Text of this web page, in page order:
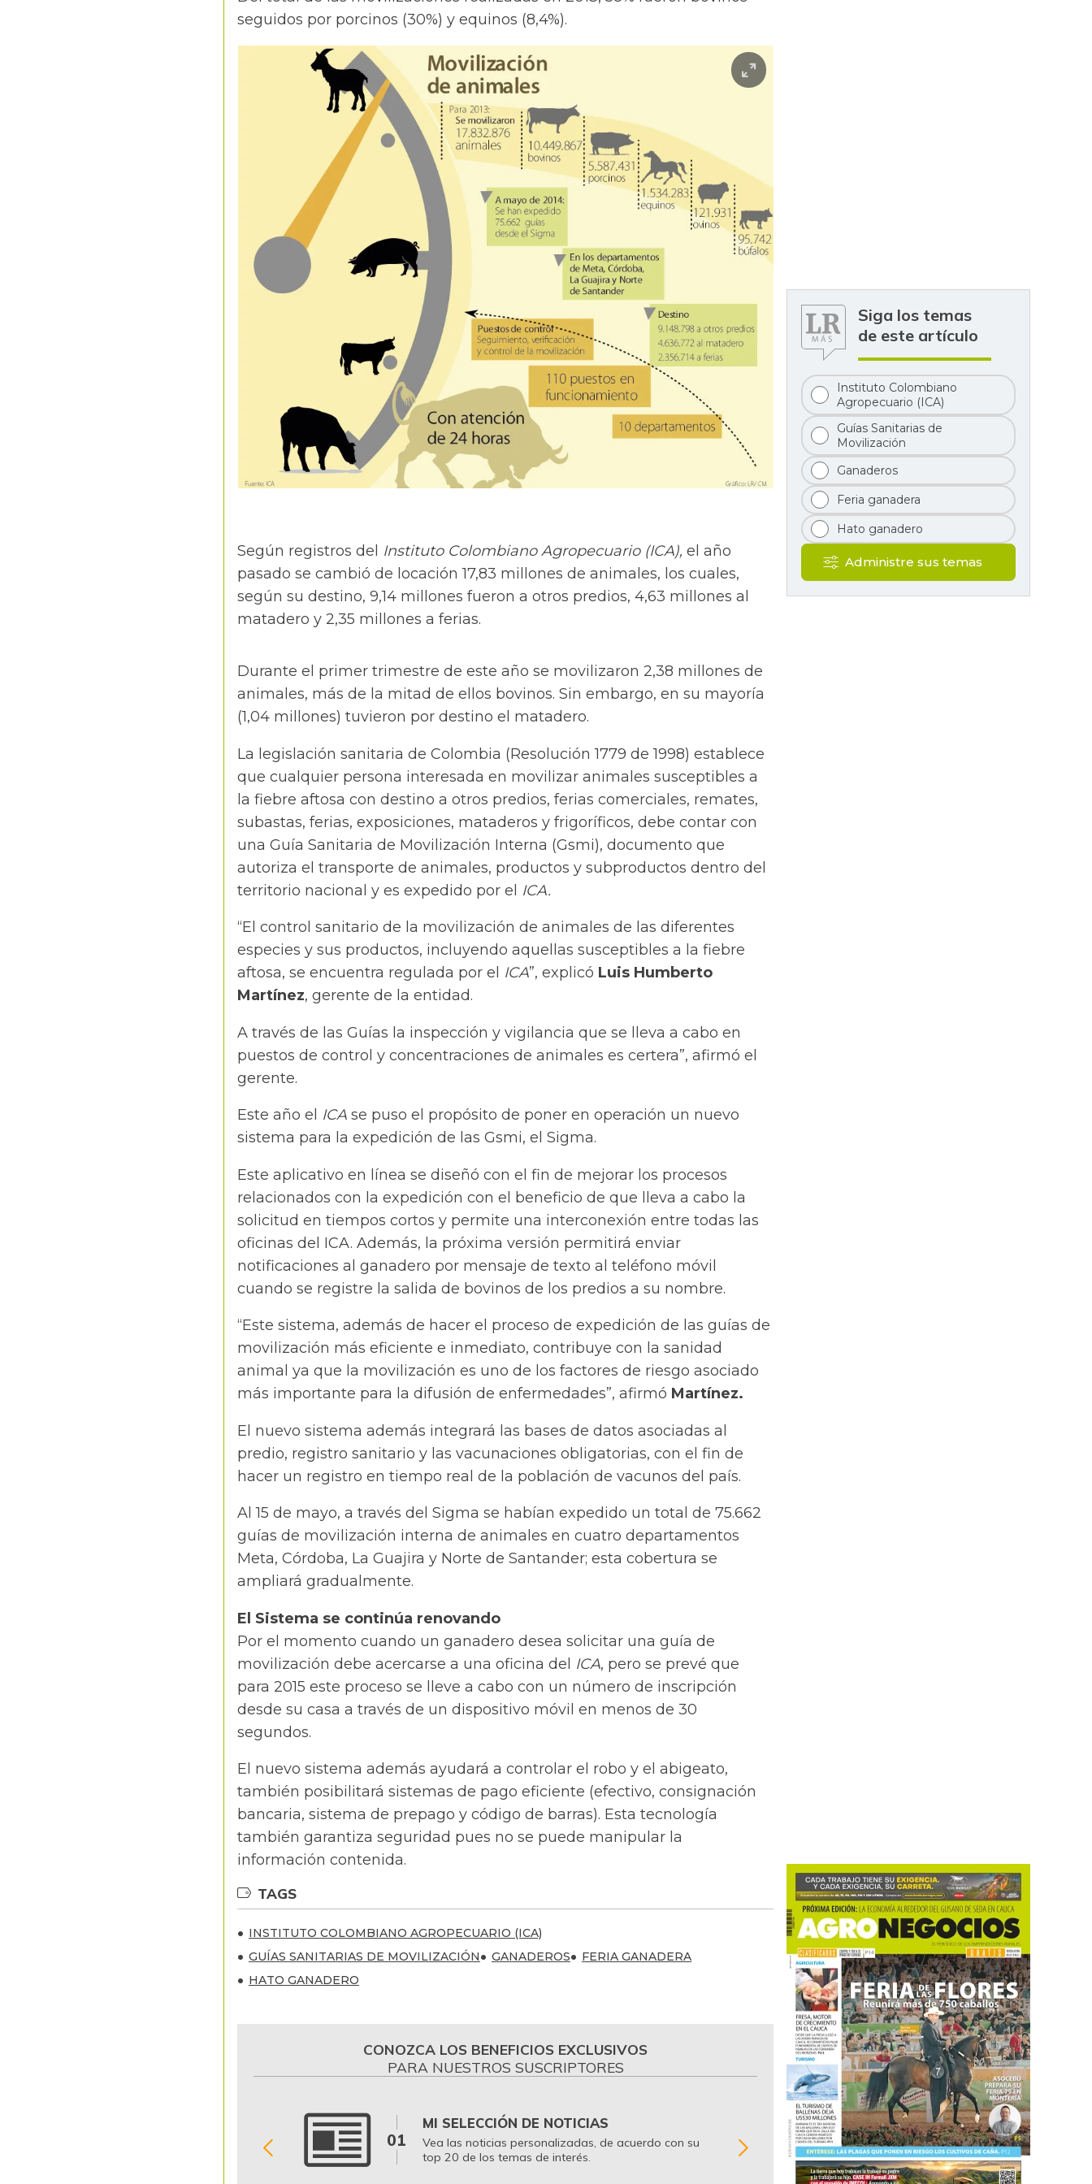
seguidos por porcinos (30%) y equinos (8,4%).
Según registros del Instituto Colombiano Agropecuario (ICA), el año
pasado se cambió de locación 17,83 millones de animales, los cuales,
según su destino, 9,14 millones fueron a otros predios, 4,63 millones al
matadero y 2,35 millones a ferias.
Durante el primer trimestre de este año se movilizaron 2,38 millones de
animales, más de la mitad de ellos bovinos. Sin embargo, en su mayoría
(1,04 millones) tuvieron por destino el matadero.
La legislación sanitaria de Colombia (Resolución 1779 de 1998) establece
que cualquier persona interesada en movilizar animales susceptibles a
la fiebre aftosa con destino a otros predios, ferias comerciales, remates,
subastas, ferias, exposiciones, mataderos y frigoríficos, debe contar con
una Guía Sanitaria de Movilización Interna (Gsmi), documento que
autoriza el transporte de animales, productos y subproductos dentro del
territorio nacional y es expedido por el ICA.
“El control sanitario de la movilización de animales de las diferentes
especies y sus productos, incluyendo aquellas susceptibles a la fiebre
aftosa, se encuentra regulada por el ICA”, explicó Luis Humberto
Martínez, gerente de la entidad.
A través de las Guías la inspección y vigilancia que se lleva a cabo en
puestos de control y concentraciones de animales es certera”, afirmó el
gerente.
Este año el ICA se puso el propósito de poner en operación un nuevo
sistema para la expedición de las Gsmi, el Sigma.
Este aplicativo en línea se diseñó con el fin de mejorar los procesos
relacionados con la expedición con el beneficio de que lleva a cabo la
solicitud en tiempos cortos y permite una interconexión entre todas las
oficinas del ICA. Además, la próxima versión permitirá enviar
notificaciones al ganadero por mensaje de texto al teléfono móvil
cuando se registre la salida de bovinos de los predios a su nombre.
“Este sistema, además de hacer el proceso de expedición de las guías de
movilización más eficiente e inmediato, contribuye con la sanidad
animal ya que la movilización es uno de los factores de riesgo asociado
más importante para la difusión de enfermedades”, afirmó Martínez.
El nuevo sistema además integrará las bases de datos asociadas al
predio, registro sanitario y las vacunaciones obligatorias, con el fin de
hacer un registro en tiempo real de la población de vacunos del país.
Al 15 de mayo, a través del Sigma se habían expedido un total de 75.662
guías de movilización interna de animales en cuatro departamentos
Meta, Córdoba, La Guajira y Norte de Santander; esta cobertura se
ampliará gradualmente.
El Sistema se continúa renovando
Por el momento cuando un ganadero desea solicitar una guía de
movilización debe acercarse a una oficina del ICA, pero se prevé que
para 2015 este proceso se lleve a cabo con un número de inscripción
desde su casa a través de un dispositivo móvil en menos de 30
segundos.
El nuevo sistema además ayudará a controlar el robo y el abigeato,
también posibilitará sistemas de pago eficiente (efectivo, consignación
bancaria, sistema de prepago y código de barras). Esta tecnología
también garantiza seguridad pues no se puede manipular la
información contenida.
TAGS
INSTITUTO COLOMBIANO AGROPECUARIO (ICA)
GUÍAS SANITARIAS DE MOVILIZACIÓN
GANADEROS
FERIA GANADERA
HATO GANADERO
CONOZCA LOS BENEFICIOS EXCLUSIVOS
PARA NUESTROS SUSCRIPTORES
01
MI SELECCIÓN DE NOTICIAS
Vea las noticias personalizadas, de acuerdo con su
top 20 de los temas de interés.
02
BITÁCORA EMPRESARIAL 10.000 LR
Recopilación clasificada por sectores
regiones del comportamiento general y
de las 10.000 primeras empresas en ventas
Colombia.
Siga los temas
de este artículo
Instituto Colombiano
Agropecuario (ICA)
Guías Sanitarias de
Movilización
Ganaderos
Feria ganadera
Hato ganadero
Administre sus temas